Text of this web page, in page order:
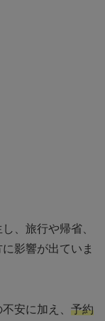
、旅行や帰省、
影響が出ていま
安に加え、 予約